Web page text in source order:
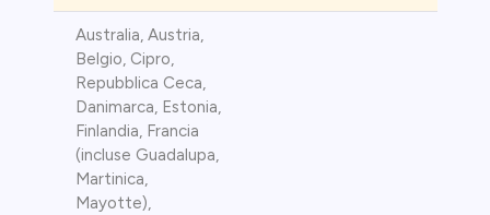
Australia, Austria,
Belgio, Cipro,
Repubblica Ceca,
Danimarca, Estonia,
Finlandia, Francia
(incluse Guadalupa,
Martinica,
Mayotte),